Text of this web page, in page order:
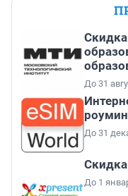
До 31
До 31
До 1